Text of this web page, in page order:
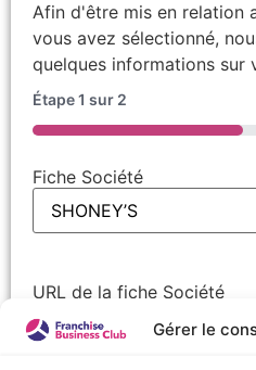
Gérer le
Afin d'être mis en relation
vous avez sélectionné,
quelques informations sur
Étape1 sur 2
50%
Fiche Société
URL de la fiche Société